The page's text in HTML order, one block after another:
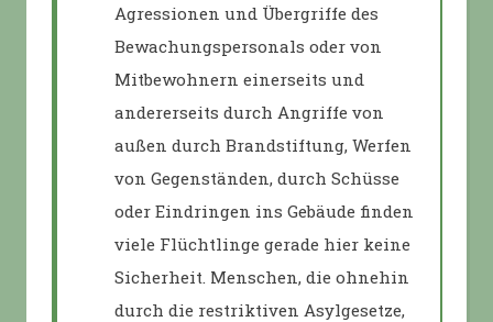
Agressionen und Übergriffe des
Bewachungspersonals oder von
Mitbewohnern einerseits und
andererseits durch Angriffe von
außen durch Brandstiftung, Werfen
von Gegenständen, durch Schüsse
oder Eindringen ins Gebäude finden
viele Flüchtlinge gerade hier keine
Sicherheit. Menschen, die ohnehin
durch die restriktiven Asylgesetze,